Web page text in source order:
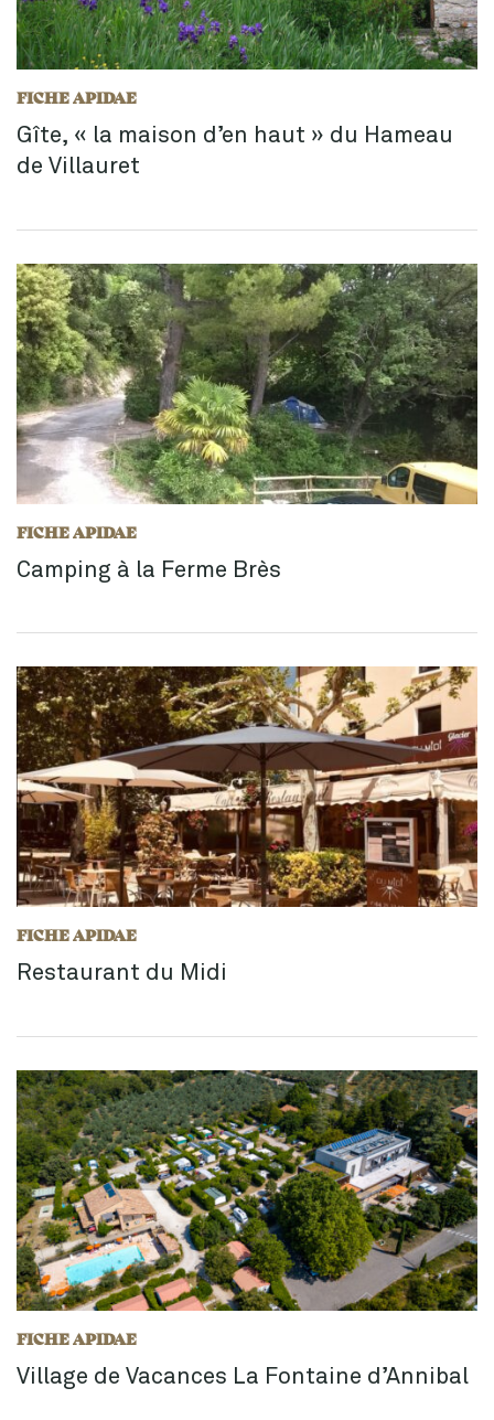
FICHE APIDAE
Gîte, « la maison d’en haut » du Hameau
de Villauret
FICHE APIDAE
Camping à la Ferme Brès
FICHE APIDAE
Restaurant du Midi
FICHE APIDAE
Village de Vacances La Fontaine d’Annibal